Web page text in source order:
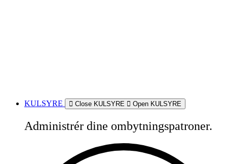
KULSYRE Close KULSYRE Open KULSYRE
Administrér dine ombytningspatroner.